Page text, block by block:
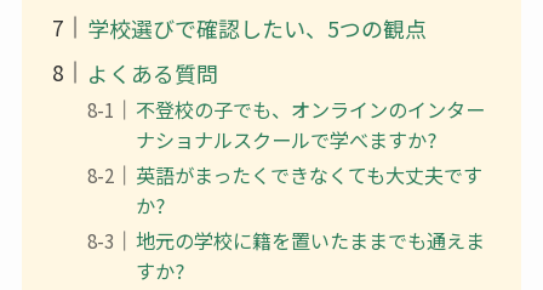
学校選びで確認したい、5つの観点
よくある質問
不登校の子でも、オンラインのインター
ナショナルスクールで学べますか?
英語がまったくできなくても大丈夫です
か?
地元の学校に籍を置いたままでも通えま
すか?